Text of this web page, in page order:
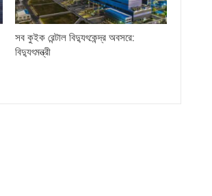
সব কুইক রেন্টাল বিদ্যুৎকেন্দ্র অবসরে:
বিদ্যুৎমন্ত্রী